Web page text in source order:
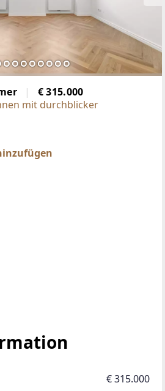
€ 315.000
mit durchblicker
€ 315.000